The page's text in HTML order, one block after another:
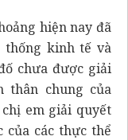
hiện nay đã
thống kinh tế và
chưa được giải
thân chung của
em giải quyết
của các thực thể